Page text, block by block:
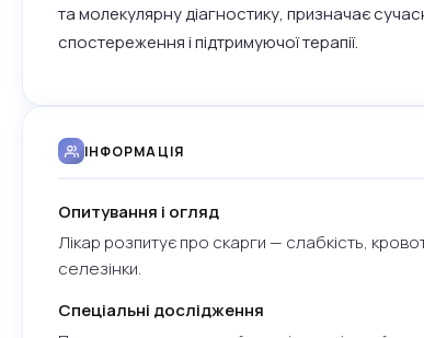
та молекулярну діагностику, призначає
спостереження і підтримуючої терапії.
ІНФОРМАЦІЯ
Опитування і огляд
Лікар розпитує про скарги — слабкість,
селезінки.
Спеціальні дослідження